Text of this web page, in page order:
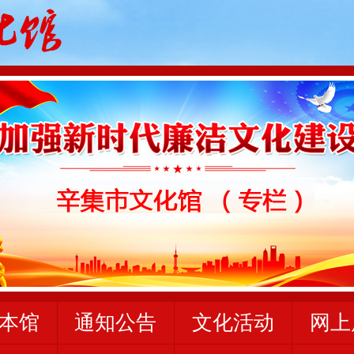
馆 通知公告 文化活动 网